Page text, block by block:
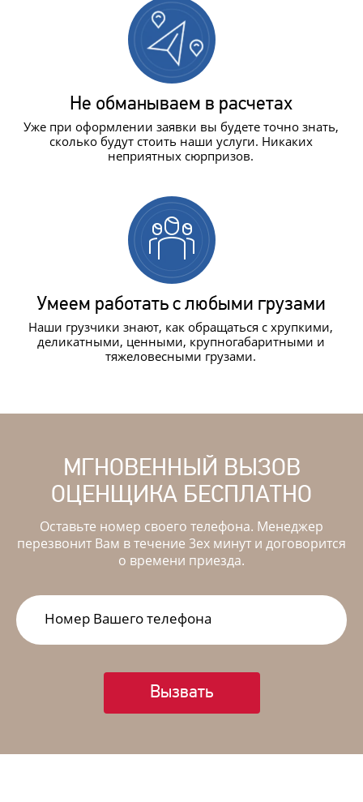
Не обманываем в расчетах
Уже при оформлении заявки вы будете точно знать,
сколько будут стоить наши услуги. Никаких
неприятных сюрпризов.
Умеем работать с любыми грузами
Наши грузчики знают, как обращаться с хрупкими,
деликатными, ценными, крупногабаритными и
тяжеловесными грузами.
МГНОВЕННЫЙ ВЫЗОВ
ОЦЕНЩИКА БЕСПЛАТНО
Оставьте номер своего телефона. Менеджер
перезвонит Вам в течение 3ех минут и договорится
о времени приезда.
Вызвать